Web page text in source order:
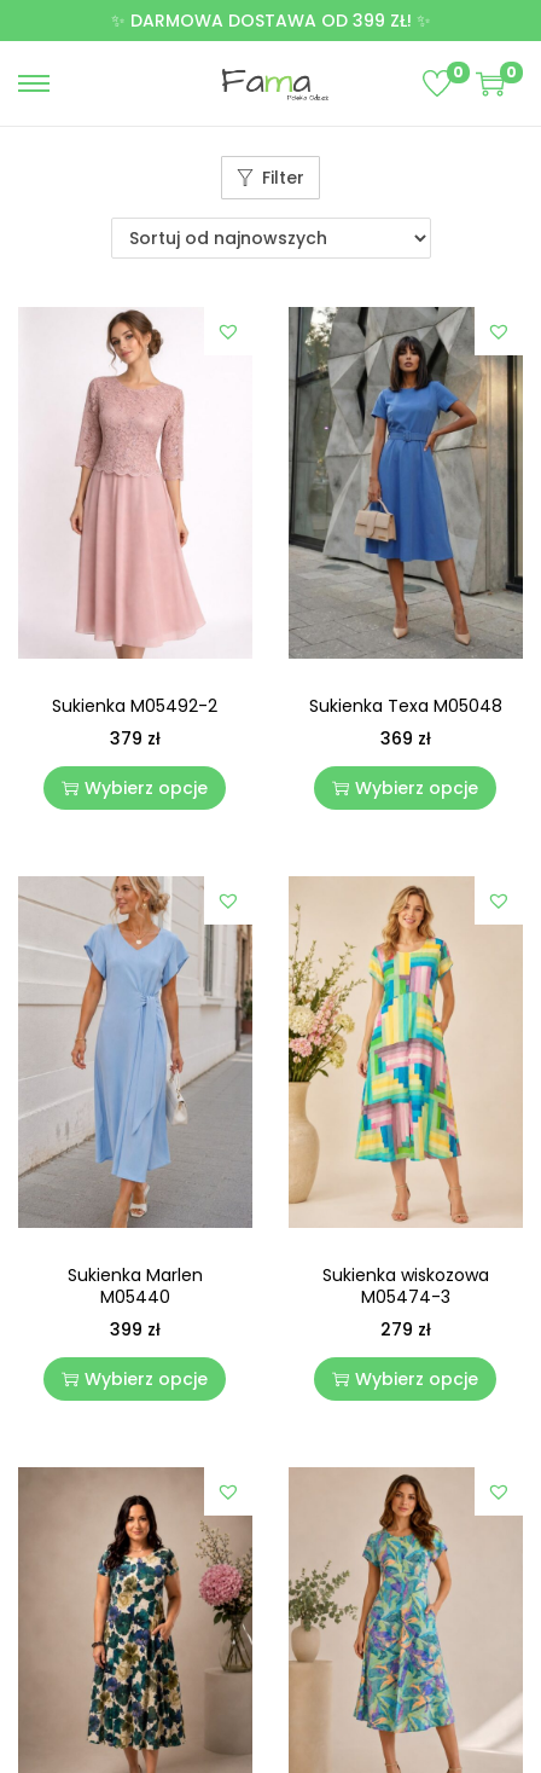
✨ DARMOWA DOSTAWA OD 399 ZŁ! ✨
0 0
Filter
Sukienka M05492-2
379 zł
Wybierz opcje
Sukienka Texa M05048
369 zł
Wybierz opcje
Sukienka Marlen
M05440
399 zł
Wybierz opcje
Sukienka wiskozowa
M05474-3
279 zł
Wybierz opcje